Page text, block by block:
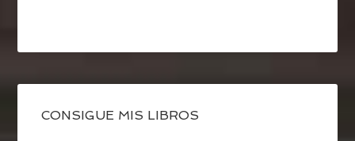
CONSIGUE MIS LIBROS